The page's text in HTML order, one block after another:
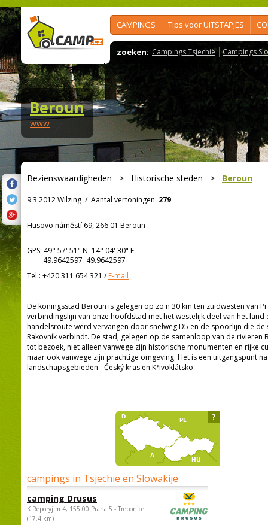
CAMPINGS Tips voor UITSTAPJES
zoeken: Campings Tsjechië Campings
Beroun
www
Bezienswaardigheden > Historische steden > Beroun
9.3.2012 Wilzing / Aantal vertoningen: 279
Husovo náměstí 69, 266 01 Beroun
GPS: 49° 57' 51" N 14° 04' 30" E
49.9642597 49.9642597
Tel.: +420 311 654 321 /E-mail
De koningsstad Beroun is gelegen op zo'n 30 km ten zuidwesten van
verbindingslijn van onze hoofdstad met het westelijk deel van het land
handelsroute werd vervangen door snelweg D5 en de spoorlijn die de
Rakovník verbindt. De stad, gelegen op de samenloop van de rivieren
tot bezoek, niet alleen vanwege zijn historische monumenten en rijke
maar ook vanwege zijn prachtige omgeving. Het is een uitgangspunt
landschapsgebieden - Český kras en Křivoklátsko.
campings in Tsjechië en Slowakije
camping Drusus
K Reporyjim 4, 155 00 Praha 5 - Trebonice
(17,4 km)
?